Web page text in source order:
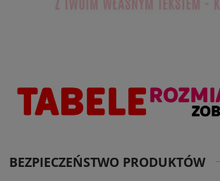
BEZPIECZEŃSTWO PRODUKTÓW